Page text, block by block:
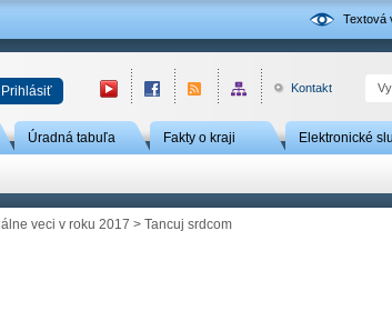
Textová
Prihlásiť Kontakt
Úradná tabuľa Fakty o kraji Elektronické
veci v roku 2017 > Tancuj srdcom